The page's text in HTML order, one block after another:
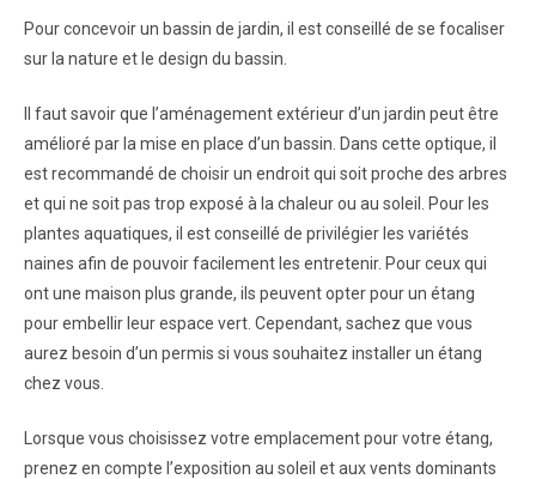
Pour concevoir un bassin de jardin, il est conseillé de se focaliser
sur la nature et le design du bassin.
Il faut savoir que l’aménagement extérieur d’un jardin peut être
amélioré par la mise en place d’un bassin. Dans cette optique, il
est recommandé de choisir un endroit qui soit proche des arbres
et qui ne soit pas trop exposé à la chaleur ou au soleil. Pour les
plantes aquatiques, il est conseillé de privilégier les variétés
naines afin de pouvoir facilement les entretenir. Pour ceux qui
ont une maison plus grande, ils peuvent opter pour un étang
pour embellir leur espace vert. Cependant, sachez que vous
aurez besoin d’un permis si vous souhaitez installer un étang
chez vous.
Lorsque vous choisissez votre emplacement pour votre étang,
prenez en compte l’exposition au soleil et aux vents dominants